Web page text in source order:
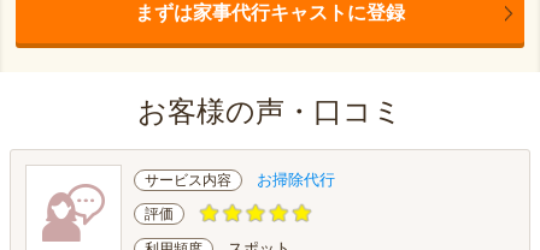
まずは家事代行キャストに登録
お客様の声・口コミ
サービス内容 お掃除代行
評価